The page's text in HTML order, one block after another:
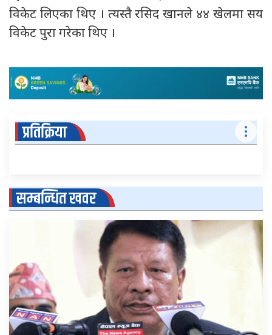
विकेट लिएका थिए । त्यस्तै रसिद खानले ४४ खेलमा सय
विकेट पुरा गरेका थिए ।
प्रतिक्रिया
सम्बन्धित खवर